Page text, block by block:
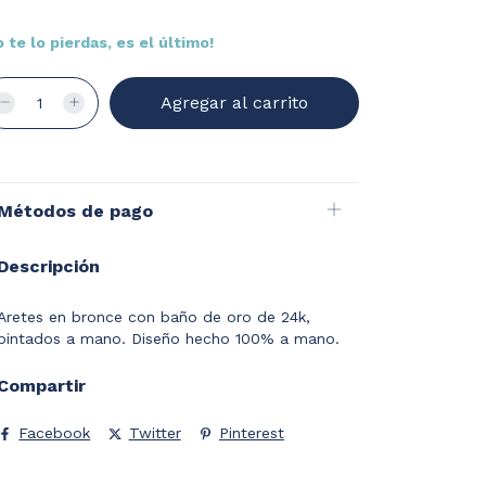
te lo pierdas, es el último!
de pago
en bronce con baño de oro de 24k,
a mano. Diseño hecho 100% a mano.
Facebook Twitter Pinterest